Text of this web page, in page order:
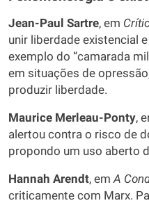
Jean-Paul Sartre, em
unir liberdade existencial
exemplo do “camarada
em situações de
produzir liberdade.
Maurice Merleau-Ponty,
alertou contra o risco de
propondo um uso aberto
Hannah Arendt, em A
criticamente com Marx.